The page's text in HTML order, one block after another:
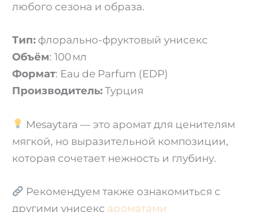
любого сезона и образа.
Тип: флорально-фруктовый унисекс
Объём: 100 мл
Формат: Eau de Parfum (EDP)
Производитель: Турция
Mesaytara — это аромат для ценителям
мягкой, но выразительной композиции,
которая сочетает нежность и глубину.
Рекомендуем также ознакомиться с
другими унисекс ароматами